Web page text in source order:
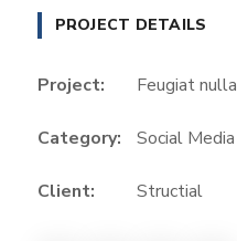
PROJECT DETAILS
Project: Feugiat nulla
Category: Social Media
Client: Structial